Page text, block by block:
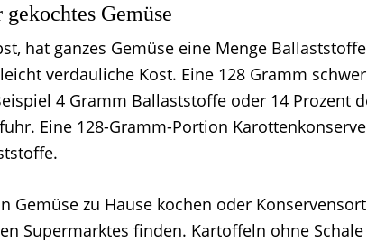
gekochtes Gemüse
hat ganzes Gemüse eine Menge
verdauliche Kost. Eine 128 Gramm
4 Gramm Ballaststoffe oder 14 Prozent
Eine 128-Gramm-Portion
Gemüse zu Hause kochen oder
Supermarktes finden. Kartoffeln ohne